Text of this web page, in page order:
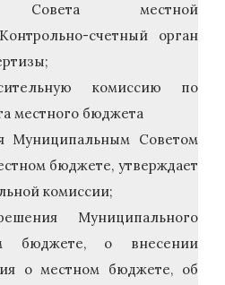
Совета местной
счетный орган
комиссию по
местного бюджета
Муниципальным Советом
бюджете, утверждает
комиссии;
Муниципального
бюджете, о внесении
о местном бюджете, об